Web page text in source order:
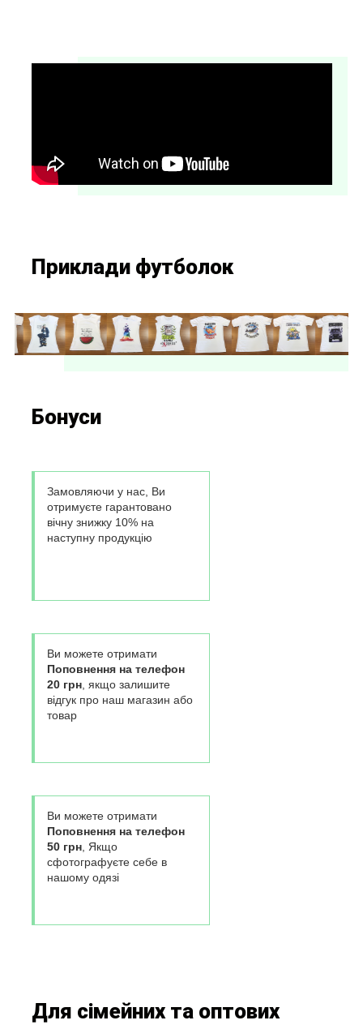
Приклади футболок
Бонуси
Замовляючи у нас, Ви
отримуєте гарантовано
вічну знижку 10% на
наступну продукцію
Ви можете отримати
Поповнення на телефон
20 грн, якщо залишите
відгук про наш магазин або
товар
Ви можете отримати
Поповнення на телефон
50 грн, Якщо
сфотографуєте себе в
нашому одязі
Для сімейних та оптових